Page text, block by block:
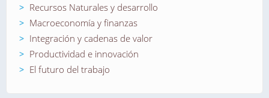
Recursos Naturales y desarrollo
Macroeconomía y finanzas
Integración y cadenas de valor
Productividad e innovación
El futuro del trabajo